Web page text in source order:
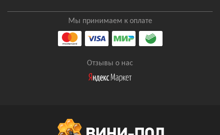
Мы принимаем к оплате
Отзывы о нас